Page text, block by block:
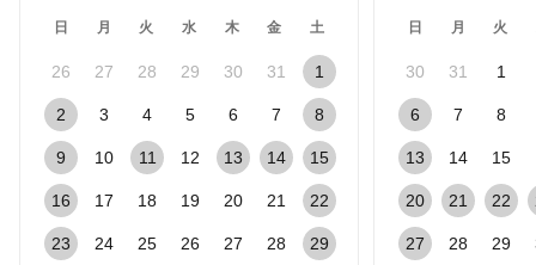
日 月 火 水 木 金 土
26 27 28 29 30 31 1
2 3 4 5 6 7 8
9 10 11 12 13 14 15
16 17 18 19 20 21 22
23 24 25 26 27 28 29
日 月 火
30 31 1
6 7 8
13 14 15
20 21 22
27 28 29